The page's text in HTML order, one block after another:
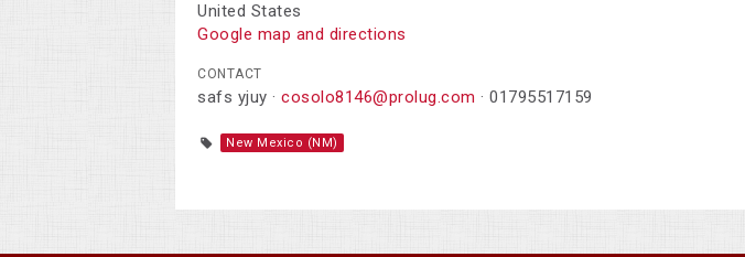
United States
Google map and directions
CONTACT
safs yjuy · cosolo8146@prolug.com · 01795517159
New Mexico (NM)